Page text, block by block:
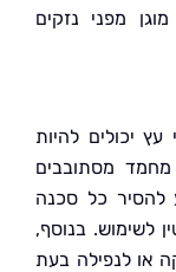
נזקים
להיות
כל סכנה
בנוסף,
בעת